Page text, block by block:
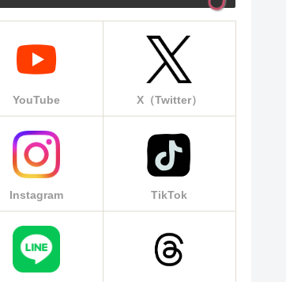
YouTube X（Twitter）
Instagram TikTok